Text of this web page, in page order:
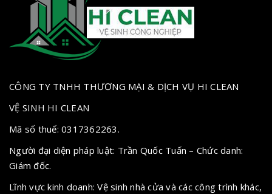
CÔNG TY TNHH THƯƠNG MẠI & DỊCH VỤ HI CLEAN
VỆ SINH HI CLEAN
Mã số thuế: 0317362263.
Người đại diện pháp luật: Trần Quốc Tuấn – Chức danh:
Giám đốc.
Lĩnh vực kinh doanh: Vệ sinh nhà cửa và các công trình khác,